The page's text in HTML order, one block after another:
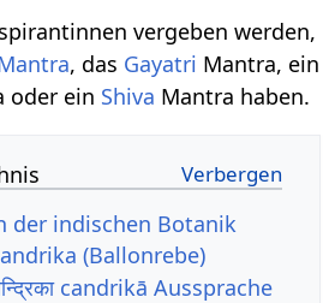
vergeben werden,
, das Gayatri Mantra, ein
oder ein Shiva Mantra haben.
der indischen Botanik
(Ballonrebe)
candrikā Aussprache